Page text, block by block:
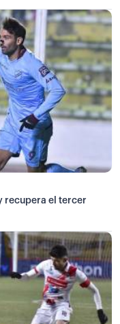
recupera el tercer